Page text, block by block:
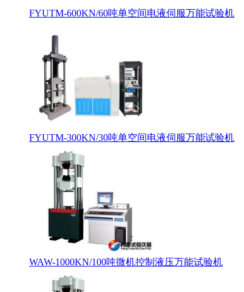
FYUTM-600KN/60吨单空间电液伺服万能试验机
FYUTM-300KN/30吨单空间电液伺服万能试验机
WAW-1000KN/100吨微机控制液压万能试验机